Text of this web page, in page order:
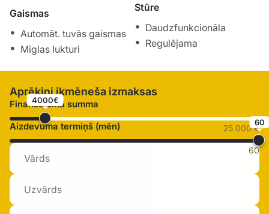
Gaismas
Automāt. tuvās gaismas
Miglas lukturi
Stūre
Daudzfunkcionāla
Regulējama
Aprēķini ikmēneša izmaksas
Finansējuma summa
4000€
25 000 €
Aizdevuma termiņš (mēn) 60
60